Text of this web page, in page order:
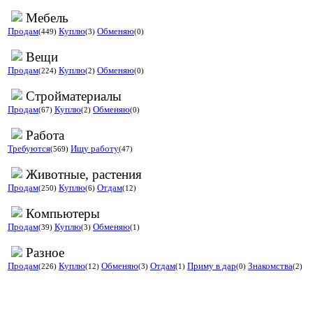
Мебель
Продам(449) Куплю(3) Обменяю(0)
Вещи
Продам(224) Куплю(2) Обменяю(0)
Стройматериалы
Продам(67) Куплю(2) Обменяю(0)
Работа
Требуются(569) Ищу работу(47)
Животные, растения
Продам(250) Куплю(6) Отдам(12)
Компьютеры
Продам(39) Куплю(3) Обменяю(1)
Разное
Продам(226) Куплю(12) Обменяю(3) Отдам(1) Приму в дар(0) Знакомства(2)